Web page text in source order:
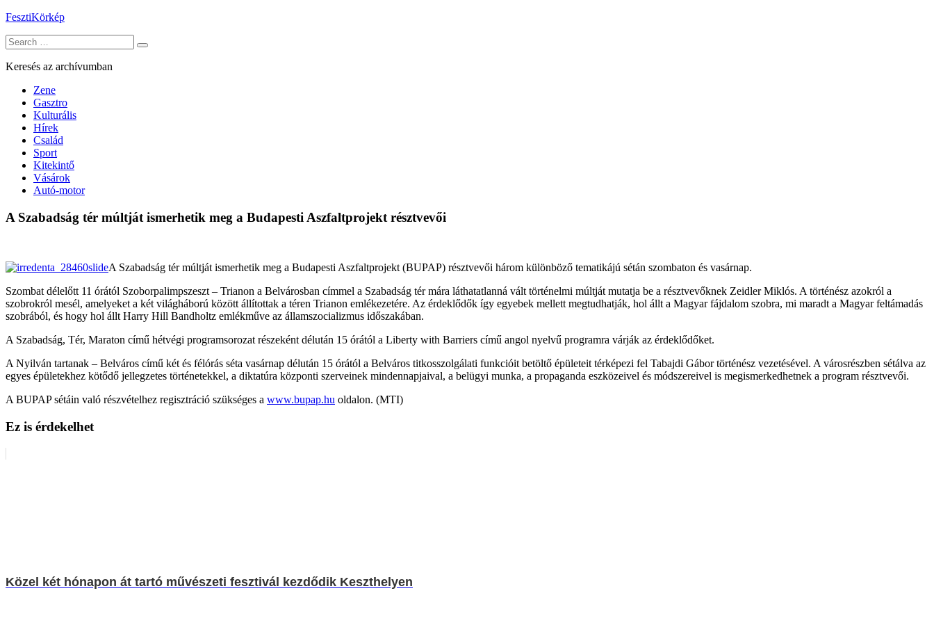
Skip
content
FesztiKörkép
Search
for:
Keresés az archívumban
Zene
Gasztro
Kulturális
Hírek
Család
Sport
Kitekintő
Vásárok
Autó-motor
A Szabadság tér múltját ismerhetik meg a Budapesti Aszfaltprojekt résztvevői
A Szabadság tér múltját ismerhetik meg a Budapesti Aszfaltprojekt (BUPAP) résztvevői három különböző tematikájú sétán szombaton és vasárnap.
Szombat délelőtt 11 órától Szoborpalimpszeszt – Trianon a Belvárosban címmel a Szabadság tér mára láthatatlanná vált történelmi múltját mutatja be a résztvevőknek Zeidler Miklós. A történész azokról a
szobrokról mesél, amelyeket a két világháború között állítottak a téren Trianon emlékezetére. Az érdeklődők így egyebek mellett megtudhatják, hol állt a Magyar fájdalom szobra, mi maradt a Magyar feltámadás
szobrából, és hogy hol állt Harry Hill Bandholtz emlékműve az államszocializmus időszakában.
A Szabadság, Tér, Maraton című hétvégi programsorozat részeként délután 15 órától a Liberty with Barriers című angol nyelvű programra várják az érdeklődőket.
A Nyilván tartanak – Belváros című két és félórás séta vasárnap délután 15 órától a Belváros titkosszolgálati funkcióit betöltő épületeit térképezi fel Tabajdi Gábor történész vezetésével. A városrészben sétálva az
egyes épületekhez kötődő jellegzetes történetekkel, a diktatúra központi szerveinek mindennapjaival, a belügyi munka, a propaganda eszközeivel és módszereivel is megismerkedhetnek a program résztvevői.
A BUPAP sétáin való részvételhez regisztráció szükséges a www.bupap.hu oldalon. (MTI)
Ez is érdekelhet
Közel két hónapon át tartó művészeti fesztivál kezdődik Keszthelyen